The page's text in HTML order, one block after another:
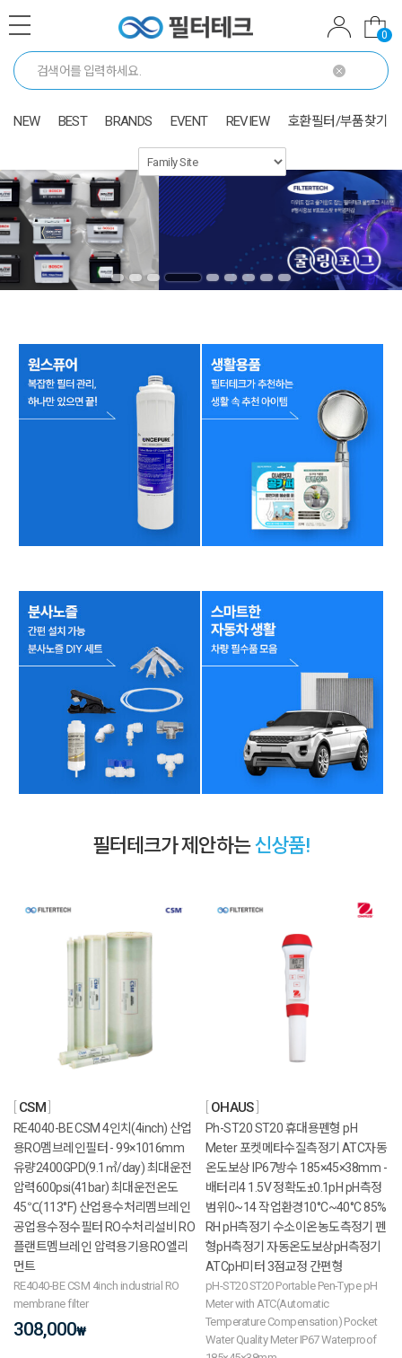
0
NEW BEST BRANDS EVENT REVIEW 호환필터/부품찾기
필터테크가 제안하는신상품!
CSM
RE4040-BE CSM 4인치(4inch) 산업
용RO멤브레인필터 - 99×1016mm
유량2400GPD(9.1㎥/day) 최대운전
압력600psi(41bar) 최대운전온도
45℃(113°F) 산업용수처리멤브레인
공업용수정수필터 RO수처리설비 RO
플랜트멤브레인 압력용기용RO엘리
먼트
RE4040-BE CSM 4inch industrial RO
membrane filter
308,000₩
OHAUS
Ph-ST20 ST20 휴대용펜형 pH
Meter 포켓메타수질측정기 ATC자동
온도보상 IP67방수 185×45×38mm -
배터리4 1.5V 정확도±0.1pH pH측정
범위0~14 작업환경10°C~40°C 85%
RH pH측정기 수소이온농도측정기 펜
형pH측정기 자동온도보상pH측정기
ATCpH미터 3점교정 간편형
pH-ST20 ST20 Portable Pen-Type pH
Meter with ATC(Automatic
Temperature Compensation) Pocket
Water Quality Meter IP67 Waterproof